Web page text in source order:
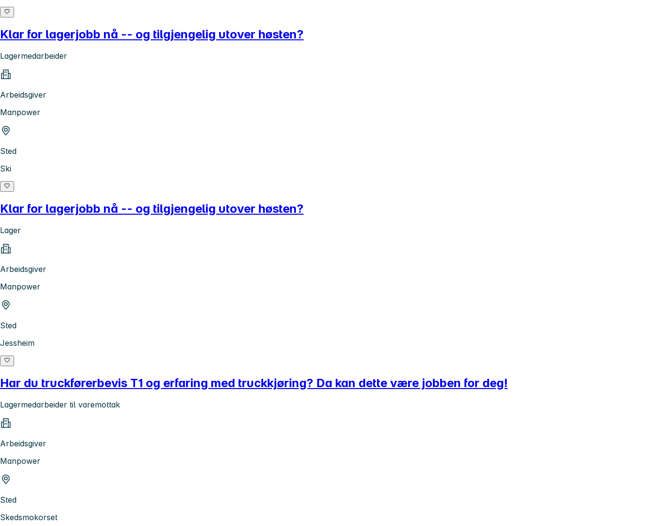
Klar for lagerjobb nå -- og tilgjengelig utover høsten?
Lagermedarbeider
Arbeidsgiver
Manpower
Sted
Ski
Klar for lagerjobb nå -- og tilgjengelig utover høsten?
Lager
Arbeidsgiver
Manpower
Sted
Jessheim
Har du truckførerbevis T1 og erfaring med truckkjøring? Da kan dette være jobben for deg!
Lagermedarbeider til varemottak
Arbeidsgiver
Manpower
Sted
Skedsmokorset